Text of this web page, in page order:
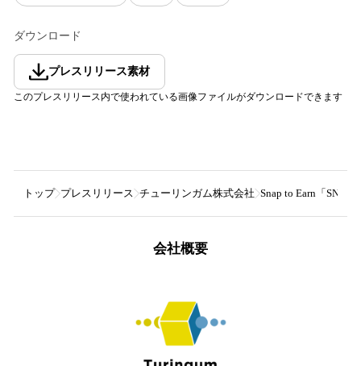
ダウンロード
プレスリリース素材
このプレスリリース内で使われている画像ファイルがダウンロードできます
トップ プレスリリース チューリンガム株式会社 Snap to Earn「
会社概要